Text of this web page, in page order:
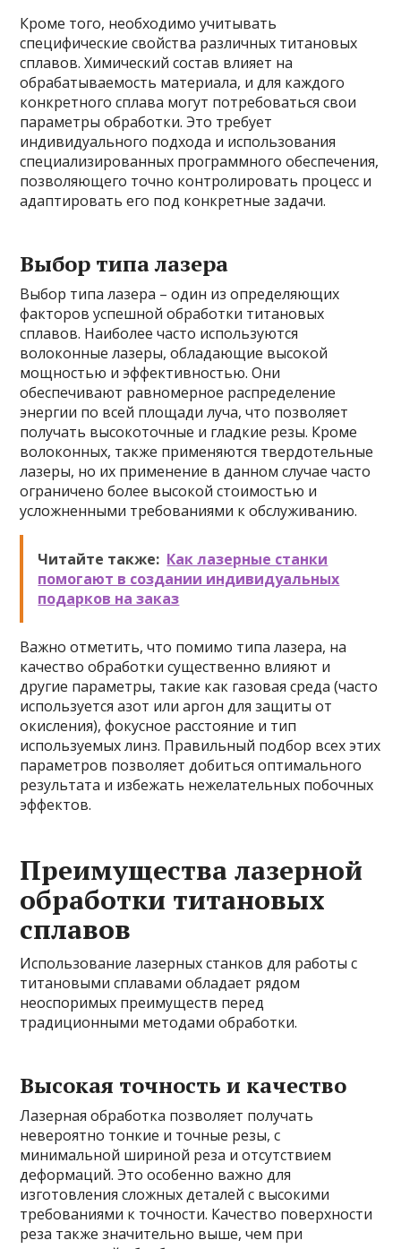
Кроме того, необходимо учитывать
специфические свойства различных титановых
сплавов. Химический состав влияет на
обрабатываемость материала, и для каждого
конкретного сплава могут потребоваться свои
параметры обработки. Это требует
индивидуального подхода и использования
специализированных программного обеспечения,
позволяющего точно контролировать процесс и
адаптировать его под конкретные задачи.
Выбор типа лазера
Выбор типа лазера – один из определяющих
факторов успешной обработки титановых
сплавов. Наиболее часто используются
волоконные лазеры, обладающие высокой
мощностью и эффективностью. Они
обеспечивают равномерное распределение
энергии по всей площади луча, что позволяет
получать высокоточные и гладкие резы. Кроме
волоконных, также применяются твердотельные
лазеры, но их применение в данном случае часто
ограничено более высокой стоимостью и
усложненными требованиями к обслуживанию.
Читайте также: Как лазерные станки
помогают в создании индивидуальных
подарков на заказ
Важно отметить, что помимо типа лазера, на
качество обработки существенно влияют и
другие параметры, такие как газовая среда (часто
используется азот или аргон для защиты от
окисления), фокусное расстояние и тип
используемых линз. Правильный подбор всех этих
параметров позволяет добиться оптимального
результата и избежать нежелательных побочных
эффектов.
Преимущества лазерной
обработки титановых
сплавов
Использование лазерных станков для работы с
титановыми сплавами обладает рядом
неоспоримых преимуществ перед
традиционными методами обработки.
Высокая точность и качество
Лазерная обработка позволяет получать
невероятно тонкие и точные резы, с
минимальной шириной реза и отсутствием
деформаций. Это особенно важно для
изготовления сложных деталей с высокими
требованиями к точности. Качество поверхности
реза также значительно выше, чем при